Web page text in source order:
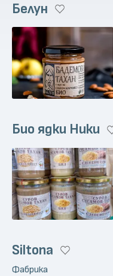
Белун
Био ядки Ники
Siltona
Фабрика